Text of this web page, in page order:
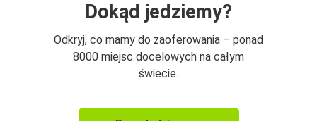
Dokąd jedziemy?
Odkryj, co mamy do zaoferowania – ponad
8000 miejsc docelowych na całym
świecie.